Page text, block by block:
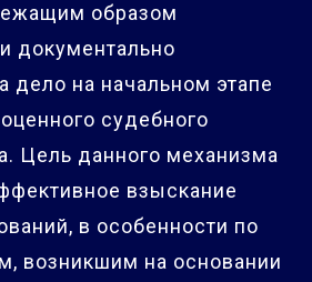
образом
документально
дело на начальном этапе
судебного
Цель данного механизма
взыскание
в особенности по
возникшим на основании